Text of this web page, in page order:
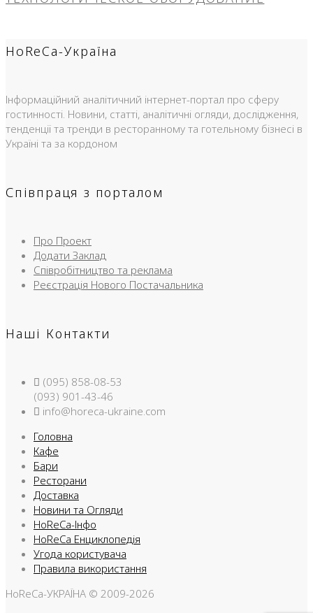
HoReCa-Україна
Інформаційний аналітичний інтернет-портал про сферу
гостинності. Новини, статті, аналітичні огляди, дослідження,
тенденції та тренди в ресторанному та готельному бізнесі в
Україні та за кордоном
Співпраця з порталом
Про Проект
Додати Заклад
Співробітництво та реклама
Реєстрація Нового Постачальника
Наші Контакти
(095) 858-08-53
(093) 901-43-46
info@horeca-ukraine.com
Головна
Кафе
Бари
Ресторани
Доставка
Новини та Огляди
HoReCa-Інфо
HoReCa Енциклопедія
Угода користувача
Правила використання
HoReCa-УКРАЇНА © 2009-2026